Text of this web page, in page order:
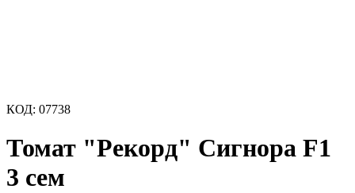
КОД: 07738
Томат "Рекорд" Сигнора F1
3 сем